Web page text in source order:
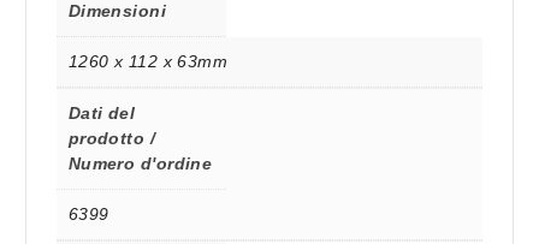
Dimensioni
1260 x 112 x 63mm
Dati del
prodotto /
Numero d'ordine
6399